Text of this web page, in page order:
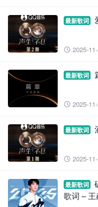
最新歌词
 2025-
最新歌词
 2025-
最新歌词
 2025-
最新歌词
歌词 – 王